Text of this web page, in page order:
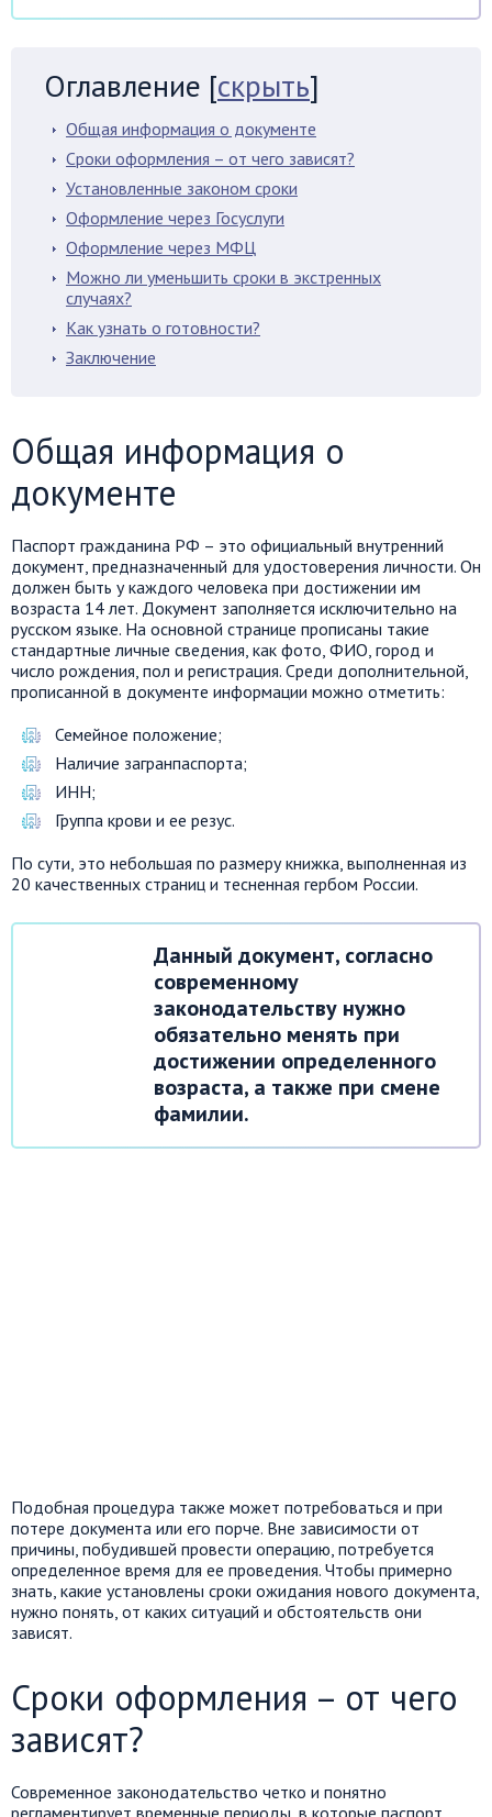
Оглавление [скрыть]
Общая информация о документе
Сроки оформления – от чего зависят?
Установленные законом сроки
Оформление через Госуслуги
Оформление через МФЦ
Можно ли уменьшить сроки в экстренных
случаях?
Как узнать о готовности?
Заключение
Общая информация о
документе
Паспорт гражданина РФ – это официальный внутренний
документ, предназначенный для удостоверения личности. Он
должен быть у каждого человека при достижении им
возраста 14 лет. Документ заполняется исключительно на
русском языке. На основной странице прописаны такие
стандартные личные сведения, как фото, ФИО, город и
число рождения, пол и регистрация. Среди дополнительной,
прописанной в документе информации можно отметить:
Семейное положение;
Наличие загранпаспорта;
ИНН;
Группа крови и ее резус.
По сути, это небольшая по размеру книжка, выполненная из
20 качественных страниц и тесненная гербом России.
Данный документ, согласно
современному
законодательству нужно
обязательно менять при
достижении определенного
возраста, а также при смене
фамилии.
Подобная процедура также может потребоваться и при
потере документа или его порче. Вне зависимости от
причины, побудившей провести операцию, потребуется
определенное время для ее проведения. Чтобы примерно
знать, какие установлены сроки ожидания нового документа,
нужно понять, от каких ситуаций и обстоятельств они
зависят.
Сроки оформления – от чего
зависят?
Современное законодательство четко и понятно
регламентирует временные периоды, в которые паспорт